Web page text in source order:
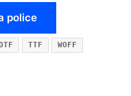
police
TTF WOFF